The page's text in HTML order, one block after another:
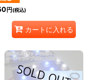
円 (税込)
カートに入れる